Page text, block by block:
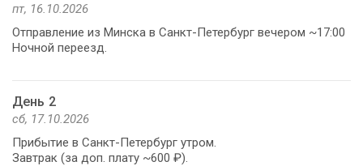
пт, 16.10.2026
Отправление из Минска в Санкт-Петербург вечером ~17:00
Ночной переезд.
День 2
сб, 17.10.2026
Прибытие в Санкт-Петербург утром.
Завтрак (за доп. плату ~600 ₽).